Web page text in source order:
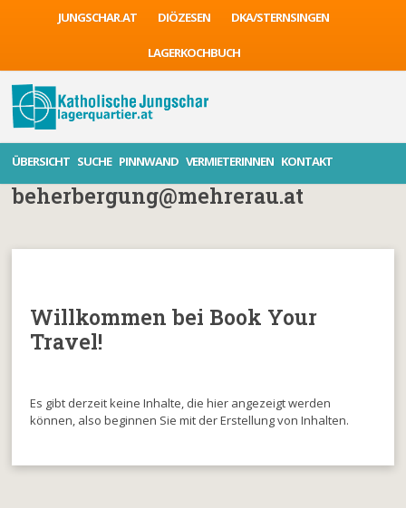
JUNGSCHAR.AT DIÖZESEN DKA/STERNSINGEN
LAGERKOCHBUCH
ÜBERSICHT SUCHE PINNWAND VERMIETERINNEN KONTAKT
beherbergung@mehrerau.at
Willkommen bei Book Your
Travel!
Es gibt derzeit keine Inhalte, die hier angezeigt werden
können, also beginnen Sie mit der Erstellung von Inhalten.